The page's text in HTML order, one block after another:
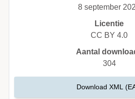
8 september
Licentie
CC BY 4.0
Aantal
304
Download XML